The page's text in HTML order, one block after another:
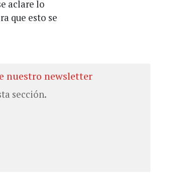
aclare lo
que esto se
nuestro newsletter
sección.